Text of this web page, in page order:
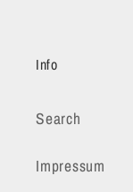
Info
Search
Impressum